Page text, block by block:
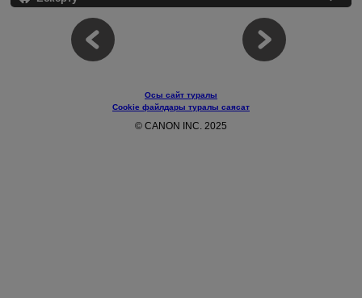
Осы сайт туралы
Cookie файлдары туралы саясат
© CANON INC. 2025